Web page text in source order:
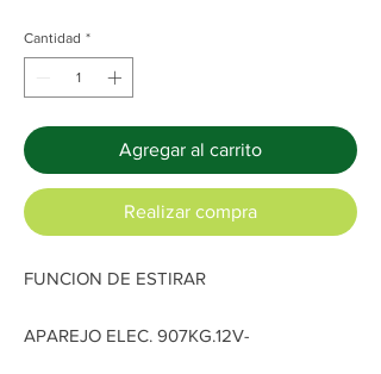
Cantidad *
Agregar al carrito
Realizar compra
FUNCION DE ESTIRAR
APAREJO ELEC. 907KG.12V-